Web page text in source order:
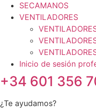
SECAMANOS
VENTILADORES
Inicio de sesión
+34 601 356
¿Te ayudamos?